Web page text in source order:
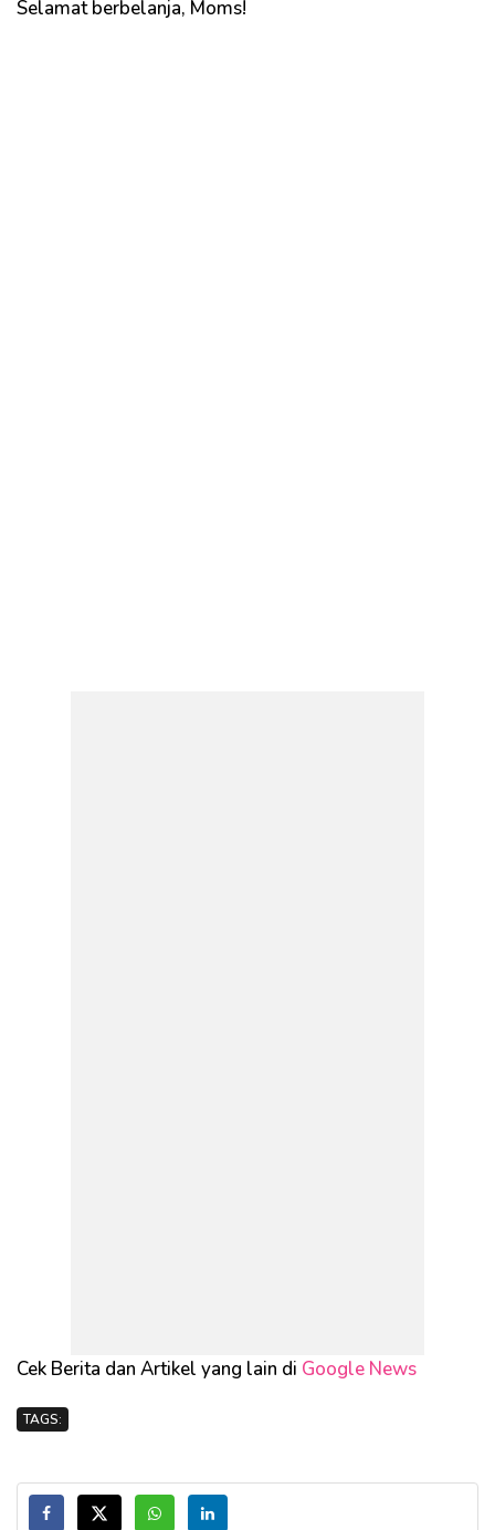
Selamat berbelanja, Moms!
Cek Berita dan Artikel yang lain di Google News
TAGS: